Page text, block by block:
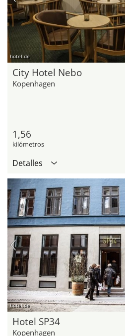
hotel.de
City Hotel Nebo
Kopenhagen
1,56
kilómetros
Detalles
hotel.de
Hotel SP34
Kopenhagen